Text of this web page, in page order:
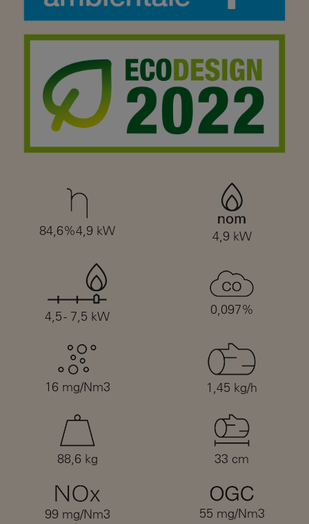
84,6%4,9 kW 4,9 kW
4,5 - 7,5 kW 0,097%
16 mg/Nm3 1,45 kg/h
88,6 kg 33 cm
99 mg/Nm3 55 mg/Nm3